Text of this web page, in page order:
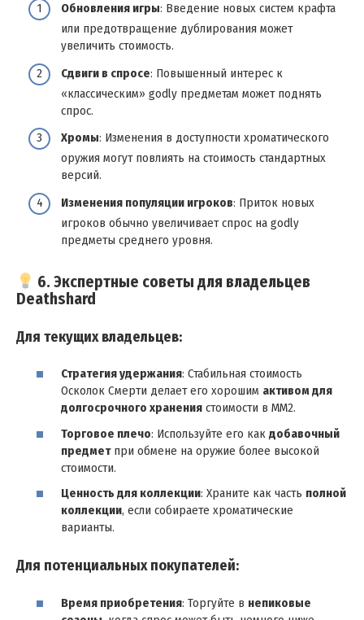
Обновления игры: Введение новых систем крафта
или предотвращение дублирования может
увеличить стоимость.
Сдвиги в спросе: Повышенный интерес к
«классическим» godly предметам может поднять
спрос.
Хромы: Изменения в доступности хроматического
оружия могут повлиять на стоимость стандартных
версий.
Изменения популяции игроков: Приток новых
игроков обычно увеличивает спрос на godly
предметы среднего уровня.
6. Экспертные советы для владельцев
Deathshard
Для текущих владельцев:
Стратегия удержания: Стабильная стоимость
Осколок Смерти делает его хорошим активом для
долгосрочного хранения стоимости в MM2.
Торговое плечо: Используйте его как добавочный
предметпри обмене на оружие более высокой
стоимости.
Ценность для коллекции: Храните как часть полной
коллекции, если собираете хроматические
варианты.
Для потенциальных покупателей:
Время приобретения: Торгуйте в непиковые